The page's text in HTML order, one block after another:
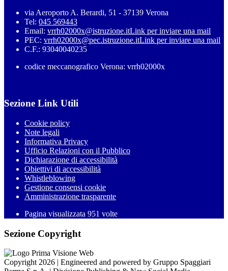
via Aeroporto A. Berardi, 51 - 37139 Verona
Tel: 045 569443
Email: vrrh02000x@istruzione.itLink per inviare una mail
PEC: vrrh02000x@pec.istruzione.itLink per inviare una mail
C.F.: 93040040235
codice meccanografico Verona: vrrh02000x
Sezione Link Utili
Cookie policy
Note legali
Informativa Privacy
Ufficio Relazioni con il Pubblico
Dichiarazione di accessibilità
Obiettivi di accessibilità
Whistleblowing
Gestione consensi cookie
Amministrazione trasparente
Pagina visualizzata 951 volte
Sezione Copyright
Copyright 2026 | Engineered and powered by Gruppo Spaggiari